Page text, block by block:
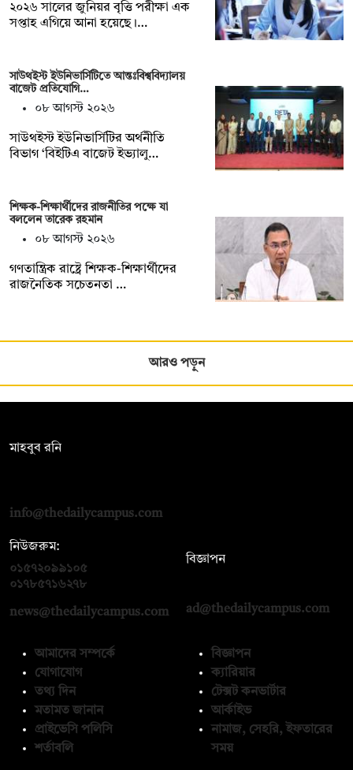
২০২৬ সালের জুনিয়র বৃত্তি পরীক্ষা এক
সপ্তাহ এগিয়ে আনা হয়েছে।…
সাউথইস্ট ইউনিভার্সিটিতে আন্তঃবিশ্ববিদ্যালয়
বাজেট প্রতিযোগি…
০৮ আগস্ট ২০২৬
সাউথইস্ট ইউনিভার্সিটির অর্থনীতি
বিভাগ ‘বিইটিএ বাজেট ইভ্যালু…
শিক্ষক-শিক্ষার্থীদের রাজনীতির পক্ষে যা
বললেন তারেক রহমান
০৮ আগস্ট ২০২৬
গণতান্ত্রিক রাষ্ট্রে শিক্ষক-শিক্ষার্থীদের
রাজনৈতিক সচেতনতা …
আরও পড়ুন
মাহবুব রনি
info@thedailycampus.com
নিউজরুম:
০১৫৭২০৯৯১০৫
০১৭৮৫৭১৬২৭৮
news@thedailycampus.com
বিজ্ঞাপন
ad@thedailycampus.com
আমাদের সম্পর্কে
যোগাযোগ
তথ্য দিন
মতামত জানান
প্রাইভেসি পলিসি
শর্তাবলি
বিজ্ঞাপন
ক্যারিয়ার
টেক্সট কনভার্টার
আর্কাইভ
নামাজ, সেহরি, ইফতারের
সময়